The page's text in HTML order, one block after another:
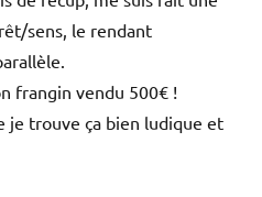
sens, le rendant
frangin vendu 500€ !
je trouve ça bien ludique et